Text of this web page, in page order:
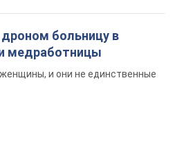
больницу в
медработницы
и они не единственные